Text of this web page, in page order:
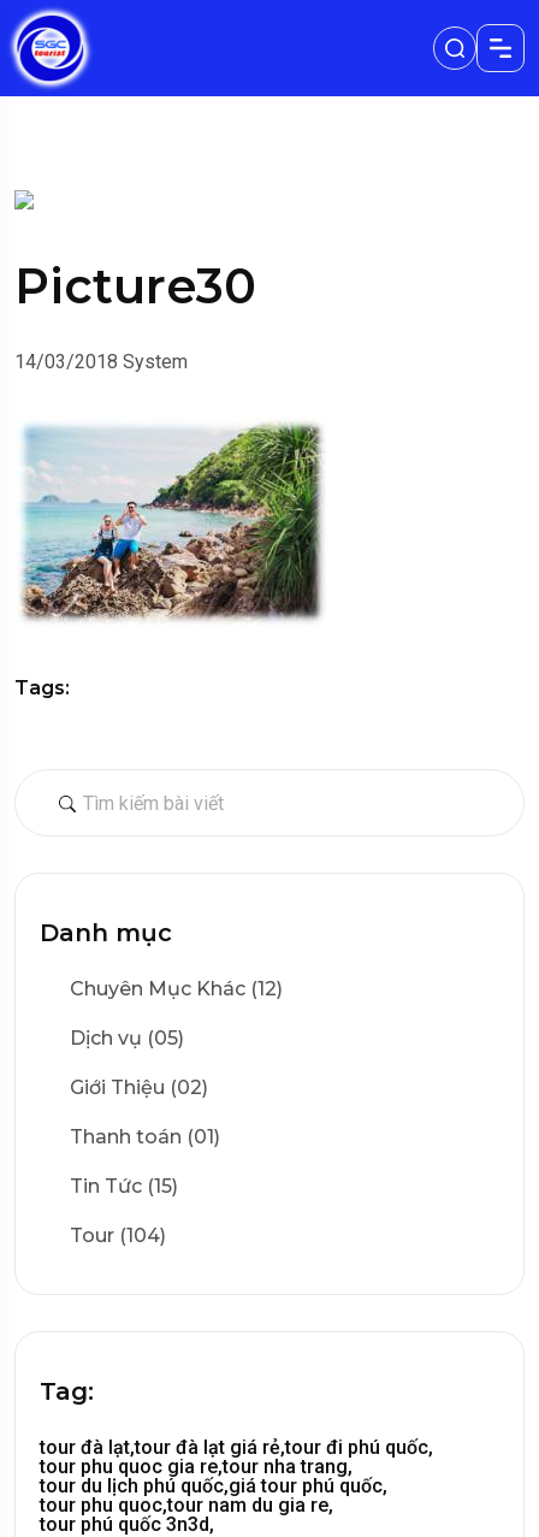
Danh mục
Chuyên Mục Khác (12)
Dịch vụ (05)
Giới Thiệu (02)
Thanh toán (01)
Tin Tức (15)
Tour (104)
Tag:
tour đà lạt,tour đà lạt giá rẻ,tour đi phú quốc,
tour phu quoc gia re,tour nha trang,
tour du lịch phú quốc,giá tour phú quốc,
tour phu quoc,tour nam du gia re,
tour phú quốc 3n3d,
Picture30
14/03/2018 System
Tags: